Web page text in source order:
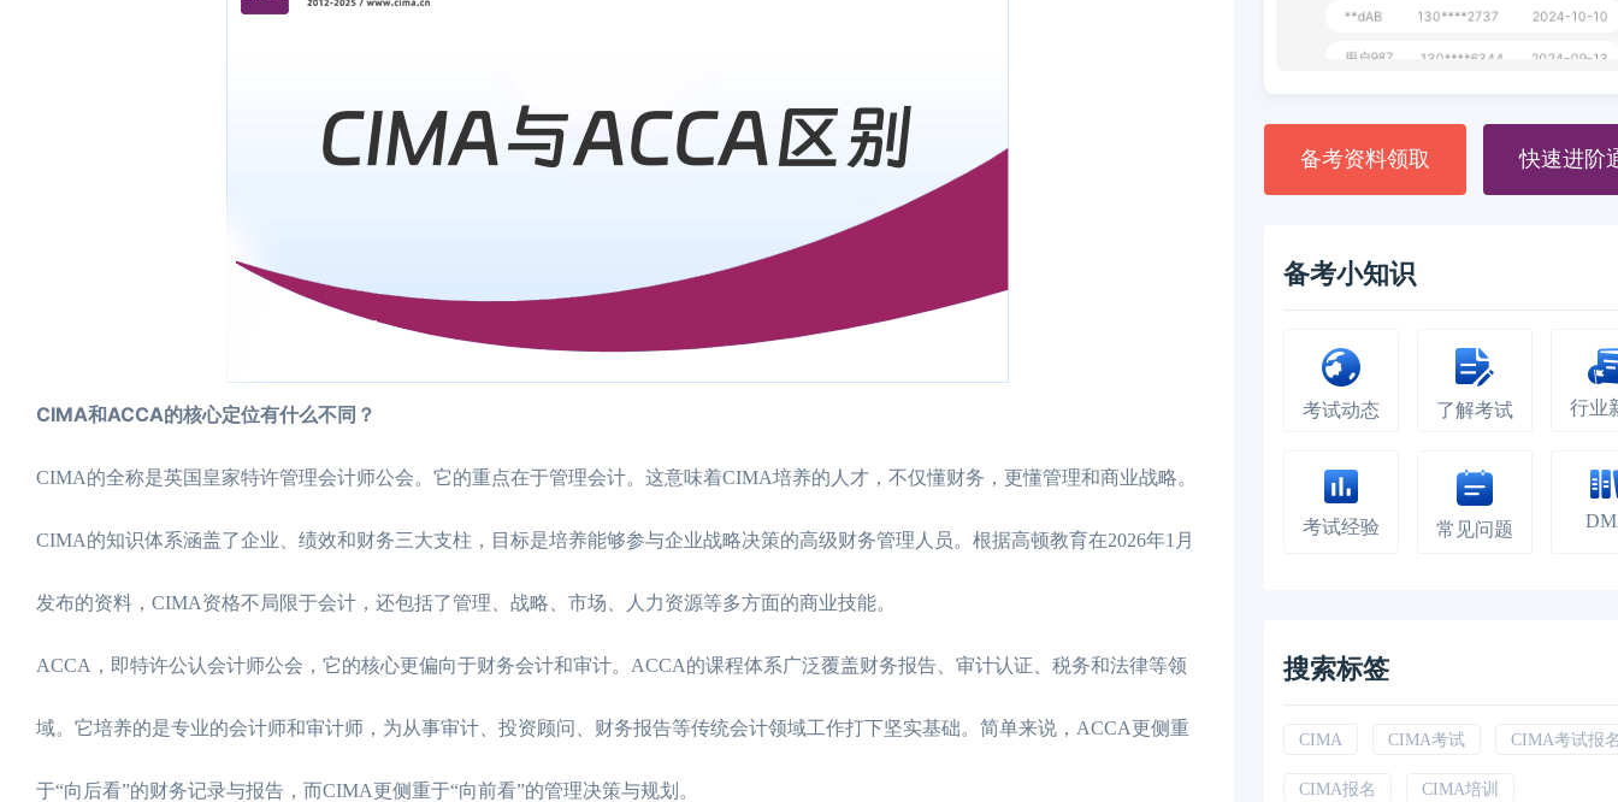
CIMA和ACCA的核心定位有什么不同？
CIMA的全称是英国皇家特许管理会计师公会。它的重点在于管理会计。这意味着CIMA培养的人才，不仅懂财务，更懂管理和商业战略。
CIMA的知识体系涵盖了企业、绩效和财务三大支柱，目标是培养能够参与企业战略决策的高级财务管理人员。根据高顿教育在2026年1月
发布的资料，CIMA资格不局限于会计，还包括了管理、战略、市场、人力资源等多方面的商业技能。
ACCA，即特许公认会计师公会，它的核心更偏向于财务会计和审计。ACCA的课程体系广泛覆盖财务报告、审计认证、税务和法律等领
域。它培养的是专业的会计师和审计师，为从事审计、投资顾问、财务报告等传统会计领域工作打下坚实基础。简单来说，ACCA更侧重
于“向后看”的财务记录与报告，而CIMA更侧重于“向前看”的管理决策与规划。
备考资料领取 快速进阶
备考小知识
考试动态 了解考试 行业
考试经验 常见问题
搜索标签
CIMA CIMA考试 CIMA考试报
CIMA报名 CIMA培训